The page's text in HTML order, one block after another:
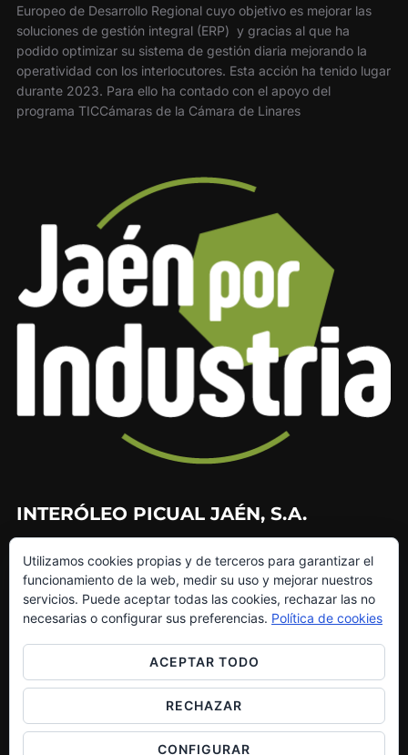
Europeo de Desarrollo Regional cuyo objetivo es mejorar las
soluciones de gestión integral (ERP) y gracias al que ha
podido optimizar su sistema de gestión diaria mejorando la
operatividad con los interlocutores. Esta acción ha tenido lugar
durante 2023. Para ello ha contado con el apoyo del
programa TICCámaras de la Cámara de Linares
INTERÓLEO PICUAL JAÉN, S.A.
953 226 010
953 272 499
info@interoleo.com
canaldedenuncias@interoleo.com
Inspiro ThemeporWPZOOM
Utilizamos cookies propias y de terceros para garantizar el
funcionamiento de la web, medir su uso y mejorar nuestros
servicios. Puede aceptar todas las cookies, rechazar las no
necesarias o configurar sus preferencias. Política de cookies
ACEPTAR TODO
RECHAZAR
CONFIGURAR